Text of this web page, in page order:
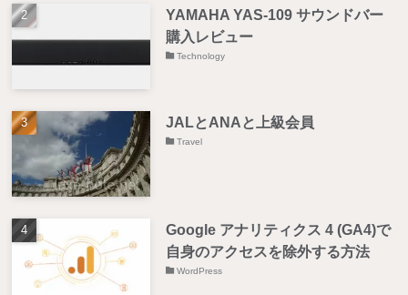
YAMAHA YAS-109 サウンドバー
購入レビュー
Technology
JALとANAと上級会員
Travel
Google アナリティクス 4 (GA4)で
自身のアクセスを除外する方法
WordPress